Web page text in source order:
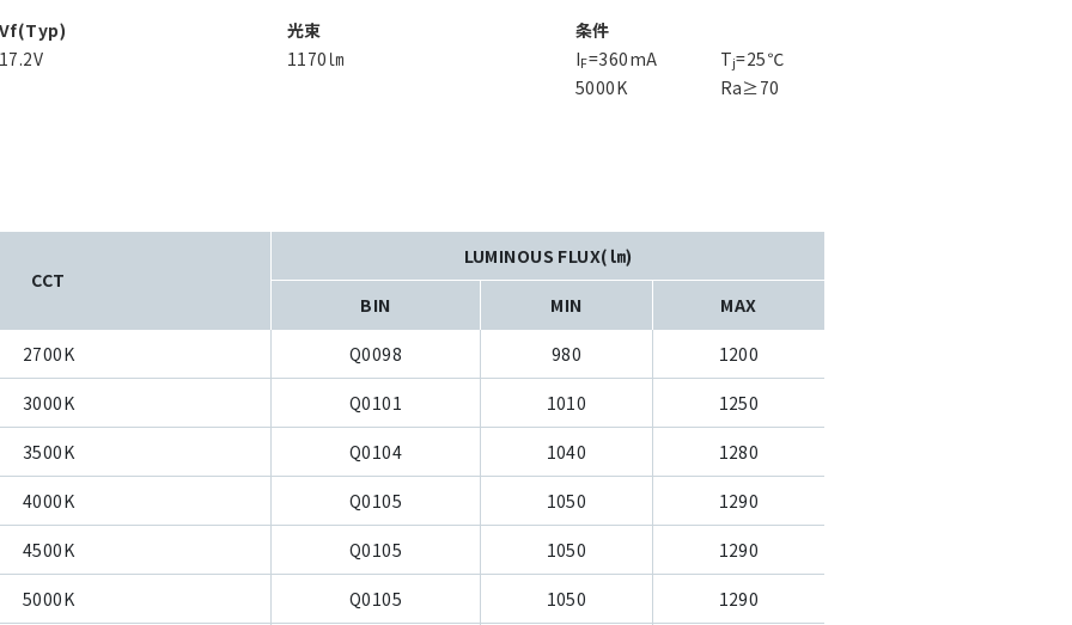
Vf(Typ)
17.2V
光束
1170㏐
条件
IF=360mA Tj=25℃
5000K
Ra≥70
CCT
LUMINOUS FLUX(㏐)
BIN MIN MAX
2700K Q0098 980 1200
3000K Q0101 1010 1250
3500K Q0104 1040 1280
4000K Q0105 1050 1290
4500K Q0105 1050 1290
5000K Q0105 1050 1290